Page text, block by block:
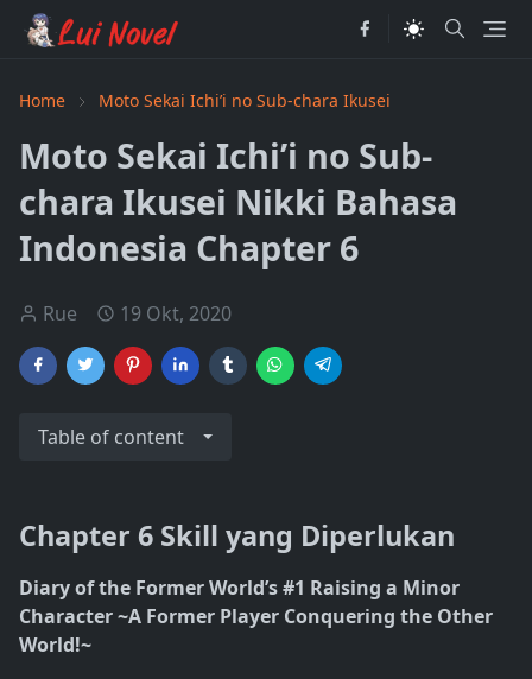
Home Moto Sekai Ichi’i no Sub-chara Ikusei
Moto Sekai Ichi’i no Sub-
chara Ikusei Nikki Bahasa
Indonesia Chapter 6
Rue 19 Okt, 2020
Table of content
Chapter 6 Skill yang Diperlukan
Diary of the Former World’s #1 Raising a Minor
Character ~A Former Player Conquering the Other
World!~